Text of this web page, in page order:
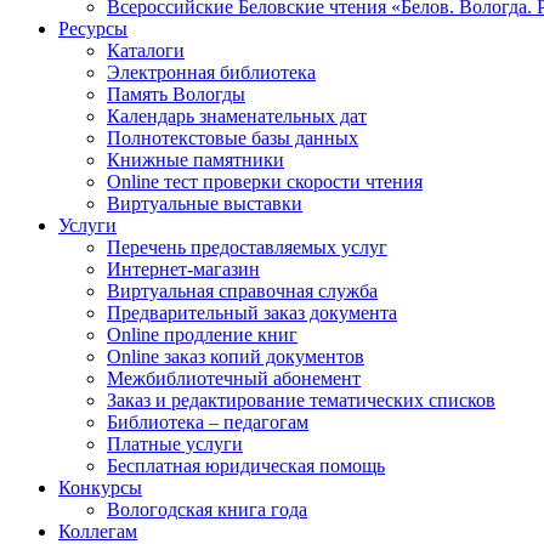
Всероссийские Беловские чтения «Белов. Вологда.
Ресурсы
Каталоги
Электронная библиотека
Память Вологды
Календарь знаменательных дат
Полнотекстовые базы данных
Книжные памятники
Online тест проверки скорости чтения
Виртуальные выставки
Услуги
Перечень предоставляемых услуг
Интернет-магазин
Виртуальная справочная служба
Предварительный заказ документа
Online продление книг
Online заказ копий документов
Межбиблиотечный абонемент
Заказ и редактирование тематических списков
Библиотека – педагогам
Платные услуги
Бесплатная юридическая помощь
Конкурсы
Вологодская книга года
Коллегам